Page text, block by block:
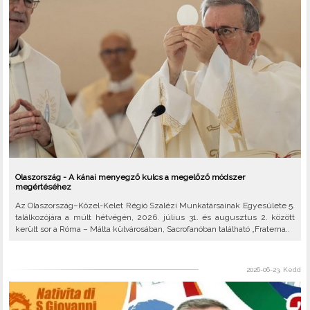
Olaszország - A kánai menyegző kulcs a megelőző módszer
megértéséhez
Az Olaszország–Közel-Kelet Régió Szalézi Munkatársainak Egyesülete 5.
találkozójára a múlt hétvégén, 2026. július 31. és augusztus 2. között
került sor a Róma – Málta külvárosában, Sacrofanóban található „Fraterna..
2026-06-23, Kedd